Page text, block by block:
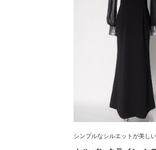
シンプルなシルエットが美し